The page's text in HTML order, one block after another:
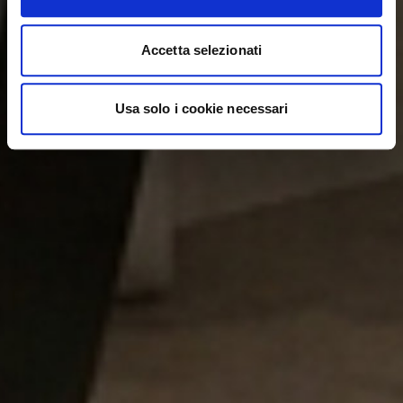
Accetta selezionati
Usa solo i cookie necessari